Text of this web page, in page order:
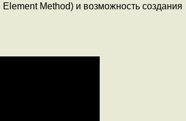
Method) и возможность создания